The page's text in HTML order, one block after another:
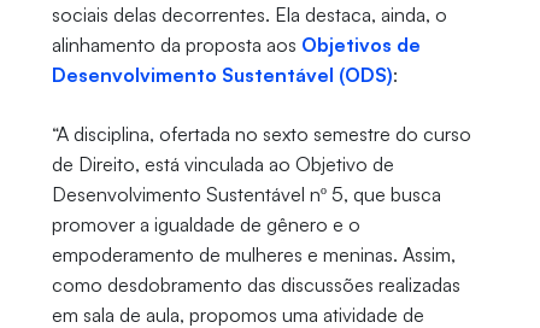
sociais delas decorrentes. Ela destaca, ainda, o
alinhamento da proposta aos Objetivos de
Desenvolvimento Sustentável (ODS):
“A disciplina, ofertada no sexto semestre do curso
de Direito, está vinculada ao Objetivo de
Desenvolvimento Sustentável nº 5, que busca
promover a igualdade de gênero e o
empoderamento de mulheres e meninas. Assim,
como desdobramento das discussões realizadas
em sala de aula, propomos uma atividade de